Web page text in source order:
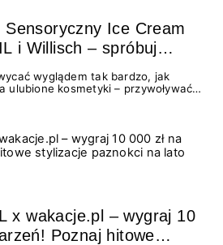
Ice Cream
i Willisch – spróbuj
prezent!
wyglądem tak bardzo, jak
ulubione kosmetyki – przywoływać
deserów to coś więcej niż
kolor, aksamitną teksturę,
akcent na podniebieniu. Tego lata
Willisch, tworząc unikalny projekt
x wakacje.pl – wygraj 10
Poznaj hitowe